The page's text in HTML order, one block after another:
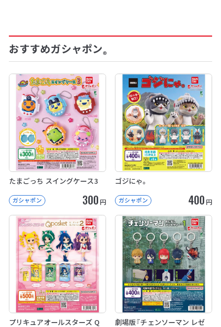
おすすめガシャポン®
たまごっち スイングケース3
ガシャポン 300 円
ゴジにゃ。
ガシャポン 400 円
プリキュアオールスターズ Q 劇場版『チェンソーマン レゼ